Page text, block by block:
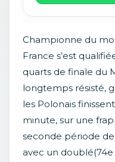
Championne du
France s’est
quarts de finale du
longtemps résisté,
les Polonais
minute, sur une
seconde période
avec un